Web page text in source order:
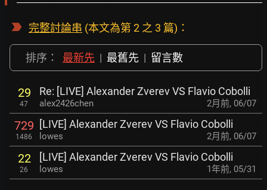
完整討論串 (本文為第 2 之 3 篇)：
排序： 最新先 | 最舊先 | 留言數
29
47
Re: [LIVE] Alexander Zverev VS Flavio Cobolli
alex2426chen 2月前, 06/07
729
1486
[LIVE] Alexander Zverev VS Flavio Cobolli
lowes 2月前, 06/07
22
26
[LIVE] Alexander Zverev VS Flavio Cobolli
lowes 1年前, 05/31